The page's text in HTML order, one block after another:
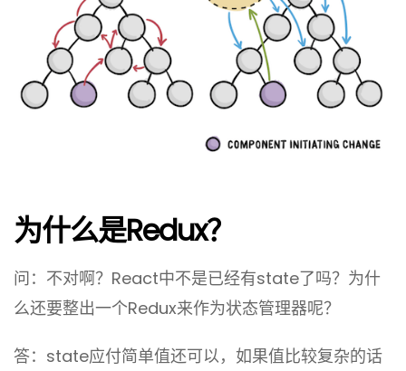
为什么是Redux？
问：不对啊？React中不是已经有state了吗？为什
么还要整出一个Redux来作为状态管理器呢？
答：state应付简单值还可以，如果值比较复杂的话